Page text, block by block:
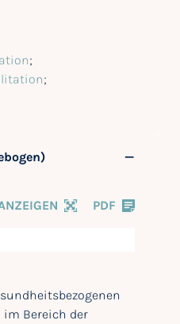
;
;
PDF
im Bereich der